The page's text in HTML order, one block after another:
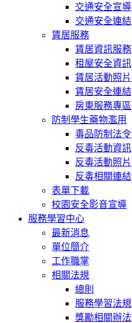
交通安全宣導
交通安全連結
賃居服務
賃居資訊服務
租屋安全資訊
賃居活動照片
賃居安全連結
房東服務專區
防制學生藥物濫用
毒品防制法令
反毒活動資訊
反毒活動照片
反毒相關連結
表單下載
校園安全影音宣導
服務學習中心
最新消息
單位簡介
工作職掌
相關法規
總則
服務學習法規
獎勵相關辦法